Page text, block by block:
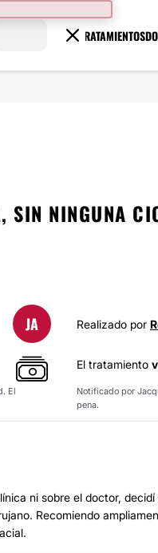
TRATAMIENTOS
NINGUNA
JA Realizado por
El
El tratamiento
Notificado por
pena.
ni sobre el doctor,
Recomiendo